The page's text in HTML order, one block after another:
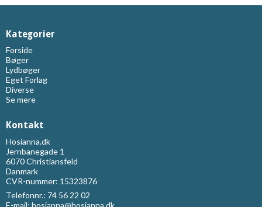
Kategorier
Forside
Bøger
Lydbøger
Eget Forlag
Diverse
Se mere
Kontakt
Hosianna.dk
Jernbanegade 1
6070 Christiansfeld
Danmark
CVR-nummer: 15323876
Telefonnr.: 74 56 22 02
E-mail: hosianna@hosianna.dk